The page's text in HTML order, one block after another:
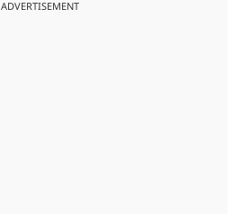
ADVERTISEMENT